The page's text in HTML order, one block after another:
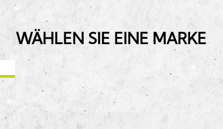
WÄHLEN SIE EINE MARKE